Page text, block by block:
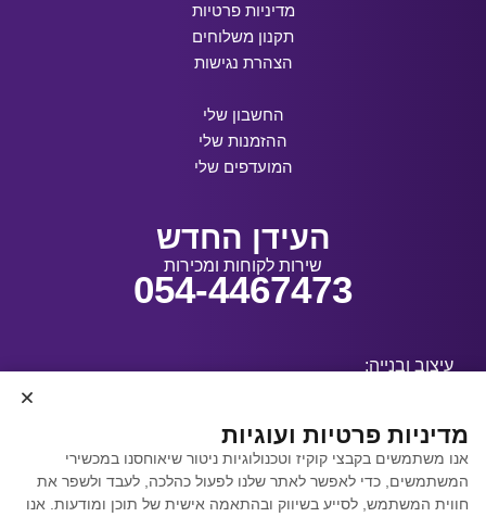
מדיניות פרטיות
תקנון משלוחים
הצהרת נגישות
החשבון שלי
ההזמנות שלי
המועדפים שלי
העידן החדש
שירות לקוחות ומכירות
054-4467473
עיצוב ובנייה:
קידום אתרים באמצעות
Y.Y. Digital
מדיניות פרטיות ועוגיות
אנו משתמשים בקבצי קוקיז וטכנולוגיות ניטור שיאוחסנו במכשירי
המשתמשים, כדי לאפשר לאתר שלנו לפעול כהלכה, לעבד ולשפר את
חווית המשתמש, לסייע בשיווק ובהתאמה אישית של תוכן ומודעות. אנו